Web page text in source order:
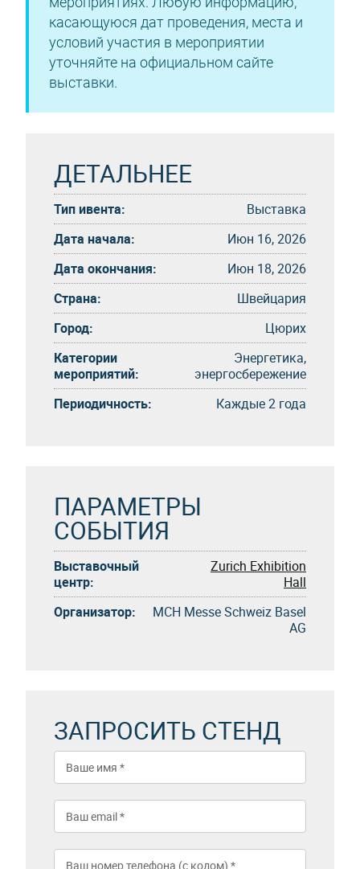
касающуюся дат проведения, места и
условий участия в мероприятии
уточняйте на официальном сайте
выставки.
ДЕТАЛЬНЕЕ
Тип ивента:
Выставка
Дата начала:
Июн 16, 2026
Дата окончания:
Июн 18, 2026
Страна:
Швейцария
Город:
Цюрих
Категории
мероприятий:
Энергетика,
энергосбережение
Периодичность:
Каждые 2 года
ПАРАМЕТРЫ
СОБЫТИЯ
Выставочный
центр:
Zurich Exhibition
Hall
Организатор:
MCH Messe Schweiz Basel
AG
ЗАПРОСИТЬ СТЕНД